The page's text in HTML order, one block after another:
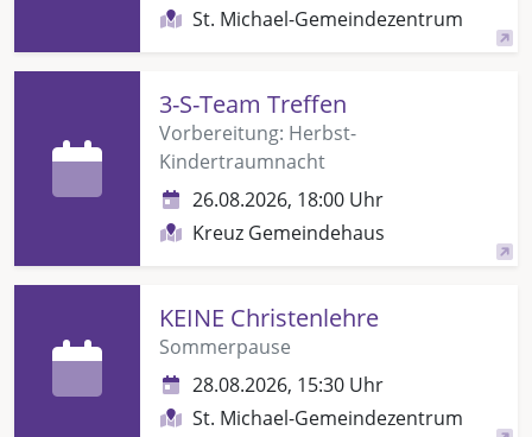
St. Michael-Gemeindezentrum
3-S-Team Treffen
Vorbereitung: Herbst-
Kindertraumnacht
26.08.2026, 18:00 Uhr
Kreuz Gemeindehaus
KEINE Christenlehre
Sommerpause
28.08.2026, 15:30 Uhr
St. Michael-Gemeindezentrum